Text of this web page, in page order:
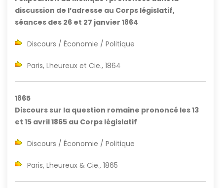
discussion de l’adresse au Corps législatif,
séances des 26 et 27 janvier 1864
Discours / Économie / Politique
Paris, Lheureux et Cie., 1864
1865
Discours sur la question romaine prononcé les 13
et 15 avril 1865 au Corps législatif
Discours / Économie / Politique
Paris, Lheureux & Cie., 1865